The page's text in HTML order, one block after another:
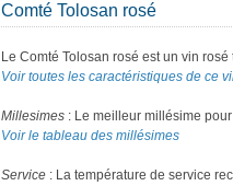
Comté Tolosan rosé
Le Comté Tolosan rosé est un vin
Voir toutes les caractéristiques de ce
Millesimes : Le meilleur millésime
Voir le tableau des millésimes
Service : La température de service